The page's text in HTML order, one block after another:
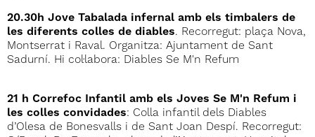
20.30h Jove Tabalada infernal amb els timbalers de
les diferents colles de diables. Recorregut: plaça Nova,
Montserrat i Raval. Organitza: Ajuntament de Sant
Sadurní. Hi col·labora: Diables Se M'n Refum
21 h Correfoc Infantil amb els Joves Se M'n Refum i
les colles convidades: Colla infantil dels Diables
d’Olesa de Bonesvalls i de Sant Joan Despí. Recorregut: